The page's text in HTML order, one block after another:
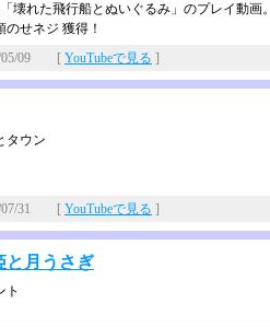
壊れた飛行船とぬいぐるみ」のプレイ動画。
せネジ 獲得！
05/09 [ YouTubeで見る ]
タウン
07/31 [ YouTubeで見る ]
と月うさぎ
ト